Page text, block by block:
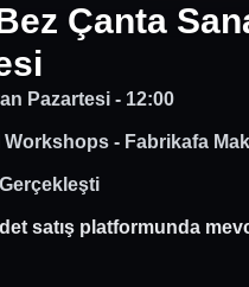
Çanta
Pazartesi - 12:00
Workshops - Fabrikafa
satış platformunda